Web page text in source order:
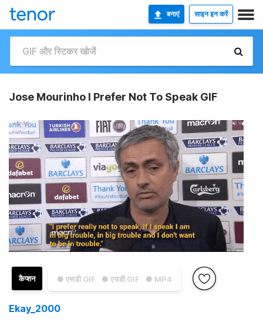
बनाएं साइन इन करें
Jose Mourinho I Prefer Not To Speak GIF
● एसडी GIF ● एचडी GIF ● MP4
कैप्शन
Ekay_2000